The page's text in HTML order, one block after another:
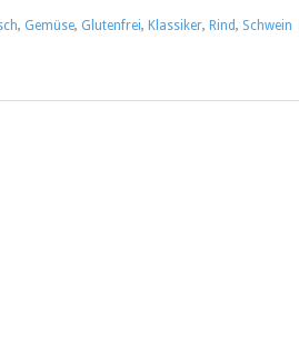
, Gemüse, Glutenfrei, Klassiker, Rind, Schwein